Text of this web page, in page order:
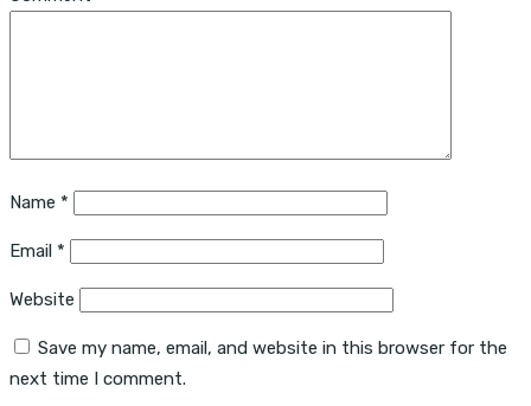
Name *
Email *
Website
Save my name, email, and website in this browser for the
next time I comment.